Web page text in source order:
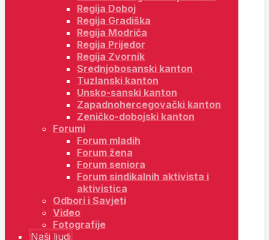
Regija Doboj
Regija Gradiška
Regija Modriča
Regija Prijedor
Regija Zvornik
Srednjobosanski kanton
Tuzlanski kanton
Unsko-sanski kanton
Zapadnohercegovački kanton
Zeničko-dobojski kanton
Forumi
Forum mladih
Forum žena
Forum seniora
Forum sindikalnih aktivista i
aktivistica
Odbori i Savjeti
Video
Fotografije
Naši ljudi